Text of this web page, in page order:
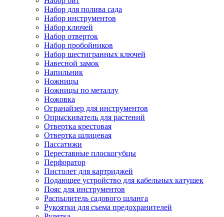
Набор для полива сада
Набор инструментов
Набор ключей
Набор отверток
Набор пробойников
Набор шестигранных ключей
Навесной замок
Напильник
Ножницы
Ножницы по металлу
Ножовка
Огранайзер для инструментов
Опрыскиватель для растений
Отвертка крестовая
Отвертка шлицевая
Пассатижи
Переставные плоскогубцы
Перфоратор
Пистолет для картриджей
Подающее устройство для кабельных катушек
Пояс для инструментов
Распылитель садового шланга
Рукоятки для съема предохранителей